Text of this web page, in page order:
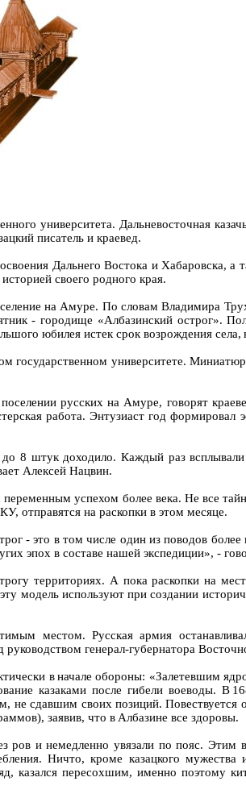
университета. Дальневосточная
писатель и краевед.
Дальнего Востока и Хабаровска,
своего родного края.
на Амуре. По словам Владимира
- городище «Албазинский острог».
юбилея истек срок возрождения
государственном университете.
русских на Амуре, говорят
работа. Энтузиаст год формировал
8 штук доходило. Каждый раз
Алексей Нацвин.
успехом более века. Не все
на раскопки в этом месяце.
- это в том числе один из поводов
эпох в составе нашей экспедиции», -
территориях. А пока раскопки на
модель используют при создании
местом. Русская армия
генерал-губернатора
в начале обороны: «Залетевшим
казаками после гибели воеводы. В
не сдавшим своих позиций.
заявив, что в Албазине все здоровы.
и немедленно увязали по пояс. Этим
Ничто, кроме казацкого
казался пересохшим, именно поэтому